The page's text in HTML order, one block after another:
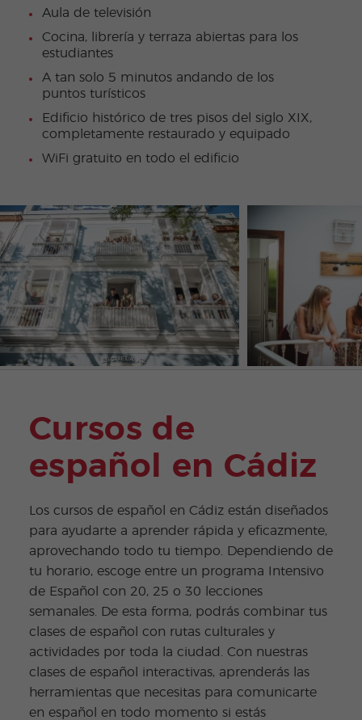
Aula de televisión
Cocina, librería y terraza abiertas para los
estudiantes
A tan solo 5 minutos andando de los
puntos turísticos
Edificio histórico de tres pisos del siglo XIX,
completamente restaurado y equipado
WiFi gratuito en todo el edificio
Cursos de
español en Cádiz
Los cursos de español en Cádiz están diseñados
para ayudarte a aprender rápida y eficazmente,
aprovechando todo tu tiempo. Dependiendo de
tu horario, escoge entre un programa Intensivo
de Español con 20, 25 o 30 lecciones
semanales. De esta forma, podrás combinar tus
clases de español con rutas culturales y
actividades por toda la ciudad. Con nuestras
clases de español interactivas, aprenderás las
herramientas que necesitas para comunicarte
en español en todo momento si estás